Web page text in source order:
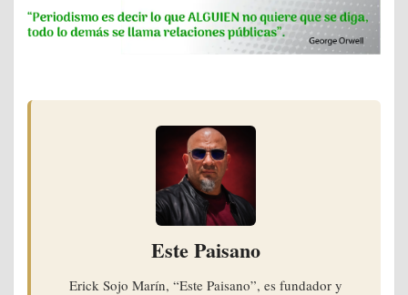
Este Paisano
Erick Sojo Marín, “Este Paisano”, es fundador y